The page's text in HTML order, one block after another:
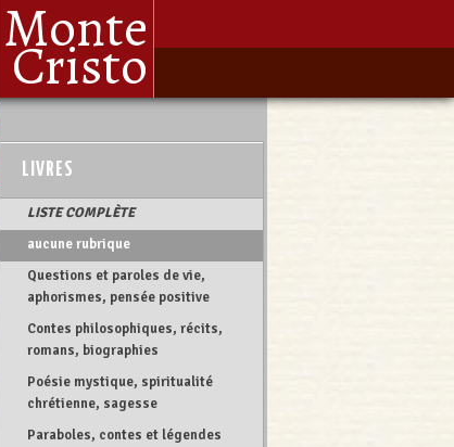
Monte
Cristo
LIVRES
LISTE COMPLÈTE
aucune rubrique
Questions et paroles de vie,
aphorismes, pensée positive
Contes philosophiques, récits,
romans, biographies
Poésie mystique, spiritualité
chrétienne, sagesse
Paraboles, contes et légendes